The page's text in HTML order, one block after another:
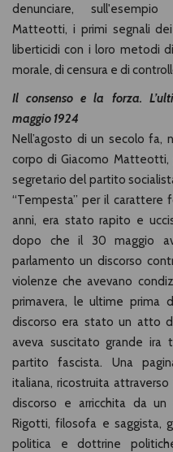
denunciare,
Matteotti, i primi segnali
liberticidi con i loro metodi
morale, di censura e di
Il consenso e la forza.
maggio 1924
Nell’agosto di un secolo fa,
corpo di Giacomo Matteotti,
segretario del partito
“Tempesta” per il carattere
anni, era stato rapito e
dopo che il 30 maggio
parlamento un discorso
violenze che avevano
primavera, le ultime prima
discorso era stato un atto
aveva suscitato grande ira
partito fascista. Una
italiana, ricostruita
discorso e arricchita da un
Rigotti, filosofa e saggista,
politica e dottrine